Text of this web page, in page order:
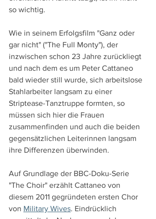
so wichtig.
Wie in seinem Erfolgsfilm "Ganz oder
gar nicht" ("The Full Monty"), der
inzwischen schon 23 Jahre zurückliegt
und nach dem es um Peter Cattaneo
bald wieder still wurde, sich arbeitslose
Stahlarbeiter langsam zu einer
Striptease-Tanztruppe formten, so
müssen sich hier die Frauen
zusammenfinden und auch die beiden
gegensätzlichen Leiterinnen langsam
ihre Differenzen überwinden.
Auf Grundlage der BBC-Doku-Serie
"The Choir" erzählt Cattaneo von
diesem 2011 gegründeten ersten Chor
von Military Wives. Eindrücklich